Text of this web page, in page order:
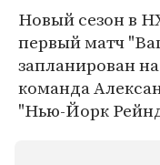
Новый сезон в
первый матч
запланирован
команда
"Нью-Йорк